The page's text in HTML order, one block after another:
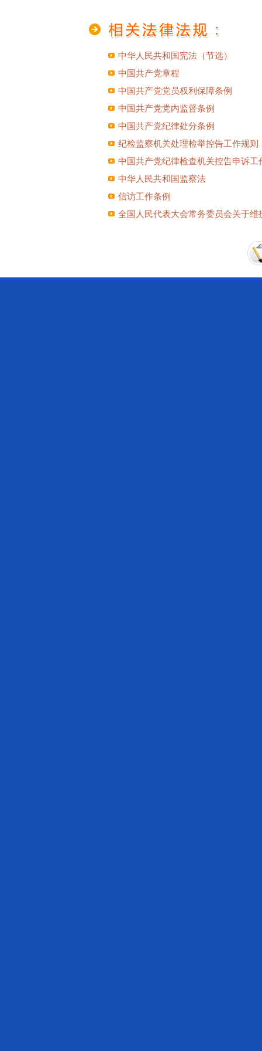
中华人民共和国宪法（节选）
中国共产党章程
中国共产党党员权利保障条例
中国共产党党内监督条例
中国共产党纪律处分条例
纪检监察机关处理检举控告工作规则
中国共产党纪律检查机关控告申诉工
中华人民共和国监察法
信访工作条例
全国人民代表大会常务委员会关于维